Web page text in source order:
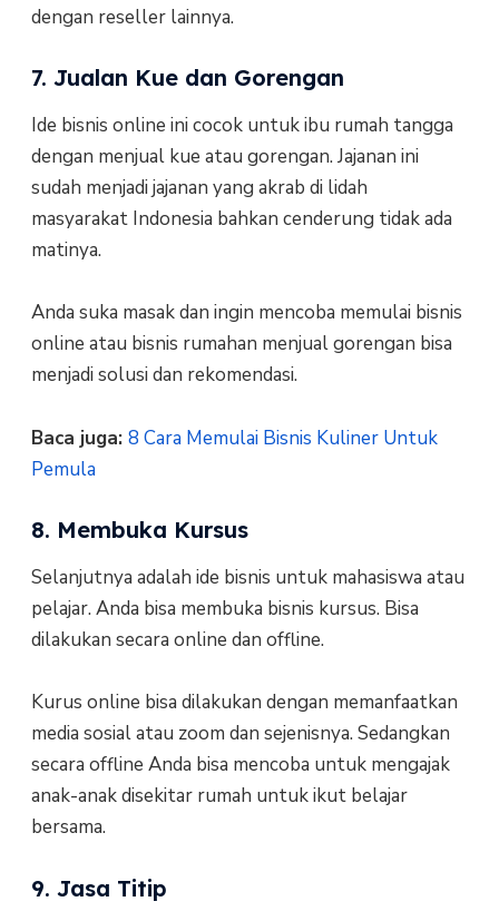
dengan reseller lainnya.
7. Jualan Kue dan Gorengan
Ide bisnis online ini cocok untuk ibu rumah tangga
dengan menjual kue atau gorengan. Jajanan ini
sudah menjadi jajanan yang akrab di lidah
masyarakat Indonesia bahkan cenderung tidak ada
matinya.
Anda suka masak dan ingin mencoba memulai bisnis
online atau bisnis rumahan menjual gorengan bisa
menjadi solusi dan rekomendasi.
Baca juga: 8 Cara Memulai Bisnis Kuliner Untuk
Pemula
8. Membuka Kursus
Selanjutnya adalah ide bisnis untuk mahasiswa atau
pelajar. Anda bisa membuka bisnis kursus. Bisa
dilakukan secara online dan offline.
Kurus online bisa dilakukan dengan memanfaatkan
media sosial atau zoom dan sejenisnya. Sedangkan
secara offline Anda bisa mencoba untuk mengajak
anak-anak disekitar rumah untuk ikut belajar
bersama.
9. Jasa Titip